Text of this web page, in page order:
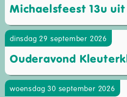
Michaelsfeest 13u uit
dinsdag 29 september 2026
Ouderavond
woensdag 30 september 2026